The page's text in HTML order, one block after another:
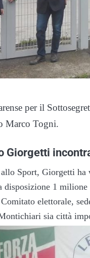
per il
Marco Togni.
Giorgetti
Sport, Giorgetti
disposizione 1
elettorale,
sia città